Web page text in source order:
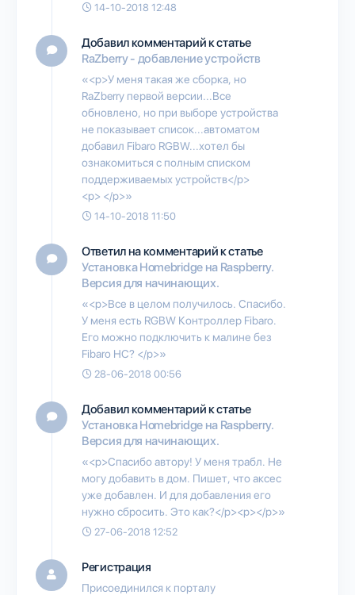
14-10-2018 12:48
Добавил комментарий к статье
RaZberry - добавление устройств
«<p>У меня такая же сборка, но
RaZberry первой версии...Все
обновлено, но при выборе устройства
не показывает список...автоматом
добавил Fibaro RGBW...хотел бы
ознакомиться с полным списком
поддерживаемых устройств</p>
<p> </p>»
14-10-2018 11:50
Ответил на комментарий к статье
Установка Homebridge на Raspberry.
Версия для начинающих.
«<p>Все в целом получилось. Спасибо.
У меня есть RGBW Контроллер Fibaro.
Его можно подключить к малине без
Fibaro HC? </p>»
28-06-2018 00:56
Добавил комментарий к статье
Установка Homebridge на Raspberry.
Версия для начинающих.
«<p>Спасибо автору! У меня трабл. Не
могу добавить в дом. Пишет, что аксес
уже добавлен. И для добавления его
нужно сбросить. Это как?</p><p></p>»
27-06-2018 12:52
Регистрация
Присоединился к порталу